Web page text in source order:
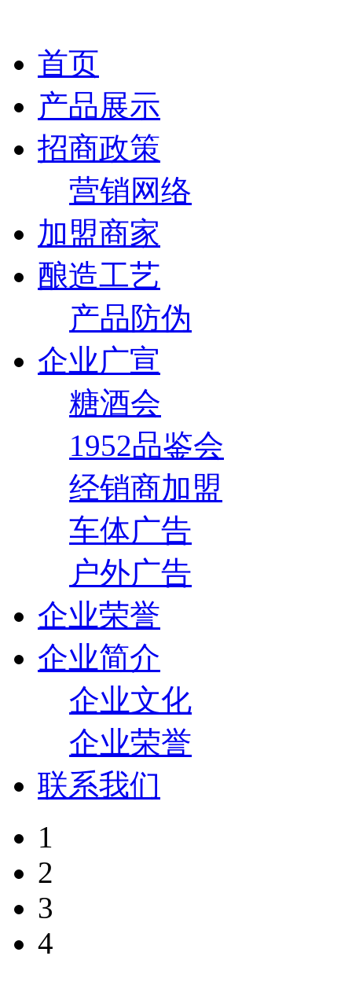
首页
产品展示
招商政策
营销网络
加盟商家
酿造工艺
产品防伪
企业广宣
糖酒会
1952品鉴会
经销商加盟
车体广告
户外广告
企业荣誉
企业简介
企业文化
企业荣誉
联系我们
1
2
3
4